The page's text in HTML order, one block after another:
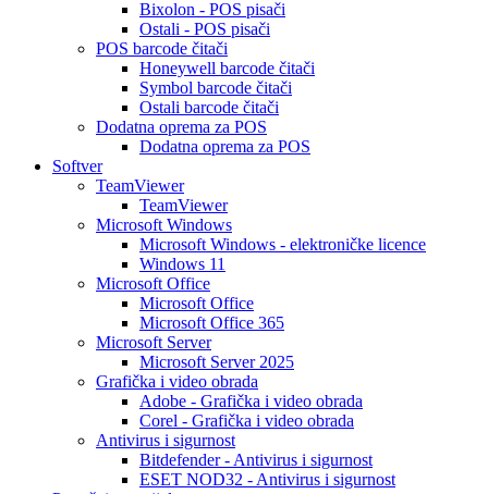
Bixolon - POS pisači
Ostali - POS pisači
POS barcode čitači
Honeywell barcode čitači
Symbol barcode čitači
Ostali barcode čitači
Dodatna oprema za POS
Dodatna oprema za POS
Softver
TeamViewer
TeamViewer
Microsoft Windows
Microsoft Windows - elektroničke licence
Windows 11
Microsoft Office
Microsoft Office
Microsoft Office 365
Microsoft Server
Microsoft Server 2025
Grafička i video obrada
Adobe - Grafička i video obrada
Corel - Grafička i video obrada
Antivirus i sigurnost
Bitdefender - Antivirus i sigurnost
ESET NOD32 - Antivirus i sigurnost